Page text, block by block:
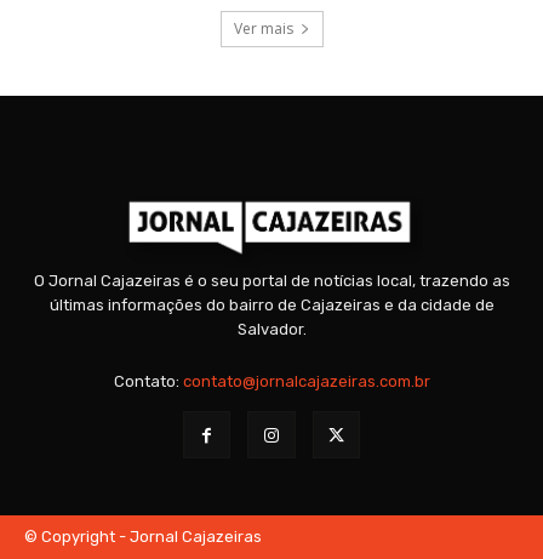
Ver mais
O Jornal Cajazeiras é o seu portal de notícias local, trazendo as
últimas informações do bairro de Cajazeiras e da cidade de
Salvador.
Contato: contato@jornalcajazeiras.com.br
© Copyright - Jornal Cajazeiras